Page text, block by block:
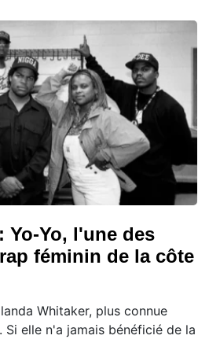
Yo-Yo, l'une des
féminin de la côte
Whitaker, plus connue
Si elle n'a jamais bénéficié de la